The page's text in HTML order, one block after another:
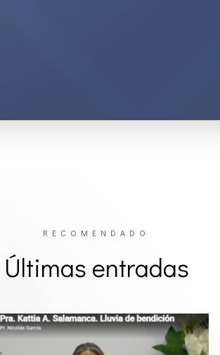
RECOMENDADO
Últimas entradas